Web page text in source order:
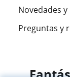
Novedades y
Preguntas y